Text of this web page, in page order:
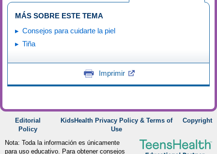
MÁS SOBRE ESTE TEMA
Consejos para cuidarte la piel
Tiña
Imprimir
Editorial
Policy
KidsHealth Privacy Policy & Terms of
Use
Copyright
Nota: Toda la información es únicamente
para uso educativo. Para obtener consejos